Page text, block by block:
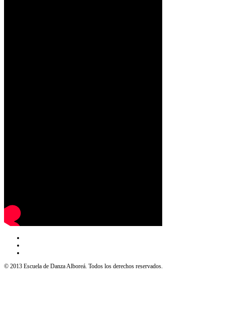
© 2013 Escuela de Danza Alboreá. Todos los derechos reservados.